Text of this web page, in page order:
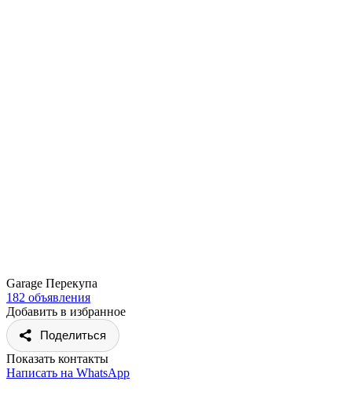
Garage Перекупа
182 объявления
Добавить в избранное
Поделиться
Показать контакты
Написать на WhatsApp